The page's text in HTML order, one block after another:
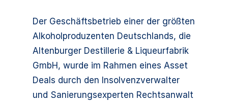
Der Geschäftsbetrieb einer der größten
Alkoholproduzenten Deutschlands, die
Altenburger Destillerie & Liqueurfabrik
GmbH, wurde im Rahmen eines Asset
Deals durch den Insolvenzverwalter
und Sanierungsexperten Rechtsanwalt